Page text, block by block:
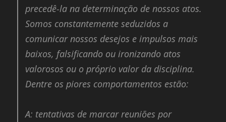
precedê-la na determinação de nossos atos.
Somos constantemente seduzidos a
comunicar nossos desejos e impulsos mais
baixos, falsificando ou ironizando atos
valorosos ou o próprio valor da disciplina.
Dentre os piores comportamentos estão:
A: tentativas de marcar reuniões por